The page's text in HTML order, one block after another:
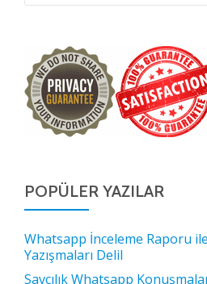
POPÜLER YAZILAR
Whatsapp İnceleme Raporu
Yazışmaları Delil
Savcılık Whatsapp